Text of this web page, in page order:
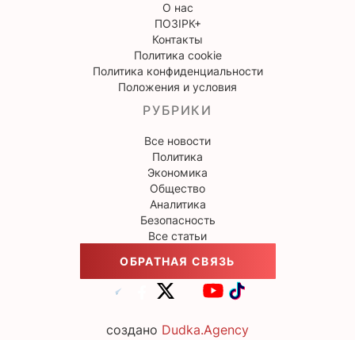
О нас
ПОЗІРК+
Контакты
Политика cookie
Политика конфиденциальности
Положения и условия
РУБРИКИ
Все новости
Политика
Экономика
Общество
Аналитика
Безопасность
Все статьи
ОБРАТНАЯ СВЯЗЬ
создано Dudka.Agency